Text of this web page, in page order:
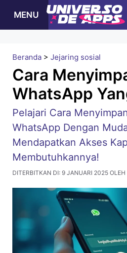
MENU
Beranda > Jejaring sosial
Cara
WhatsApp
Pelajari Cara
WhatsApp Dengan
Mendapatkan Akses
Membutuhkannya!
DITERBITKAN DI: 9 JANUARI 2025 OLEH